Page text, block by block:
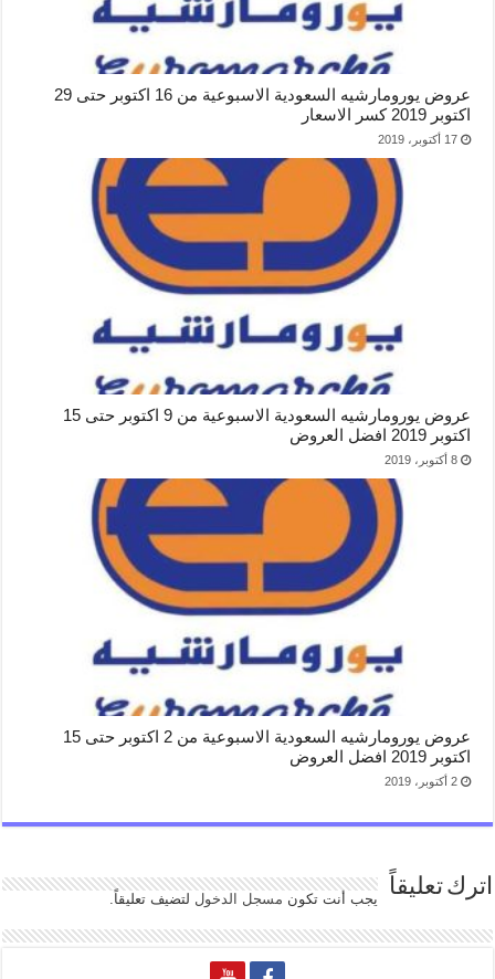
عروض يورومارشيه السعودية الاسبوعية من 16 اكتوبر حتى 29
اكتوبر 2019 كسر الاسعار
17 أكتوبر، 2019
عروض يورومارشيه السعودية الاسبوعية من 9 اكتوبر حتى 15
اكتوبر 2019 افضل العروض
8 أكتوبر، 2019
عروض يورومارشيه السعودية الاسبوعية من 2 اكتوبر حتى 15
اكتوبر 2019 افضل العروض
2 أكتوبر، 2019
اترك تعليقاً يجب أنت تكون مسجل الدخوللتضيف تعليقاً.